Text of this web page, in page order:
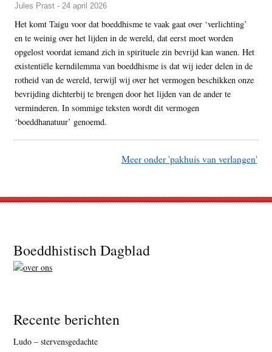
Jules Prast - 24 april 2026
Het komt Taigu voor dat boeddhisme te vaak gaat over ‘verlichting’
en te weinig over het lijden in de wereld, dat eerst moet worden
opgelost voordat iemand zich in spirituele zin bevrijd kan wanen. Het
existentiële kerndilemma van boeddhisme is dat wij ieder delen in de
rotheid van de wereld, terwijl wij over het vermogen beschikken onze
bevrijding dichterbij te brengen door het lijden van de ander te
verminderen. In sommige teksten wordt dit vermogen
‘boeddhanatuur’ genoemd.
Meer onder 'pakhuis van verlangen'
Footer
Boeddhistisch Dagblad
Recente berichten
Ludo – stervensgedachte